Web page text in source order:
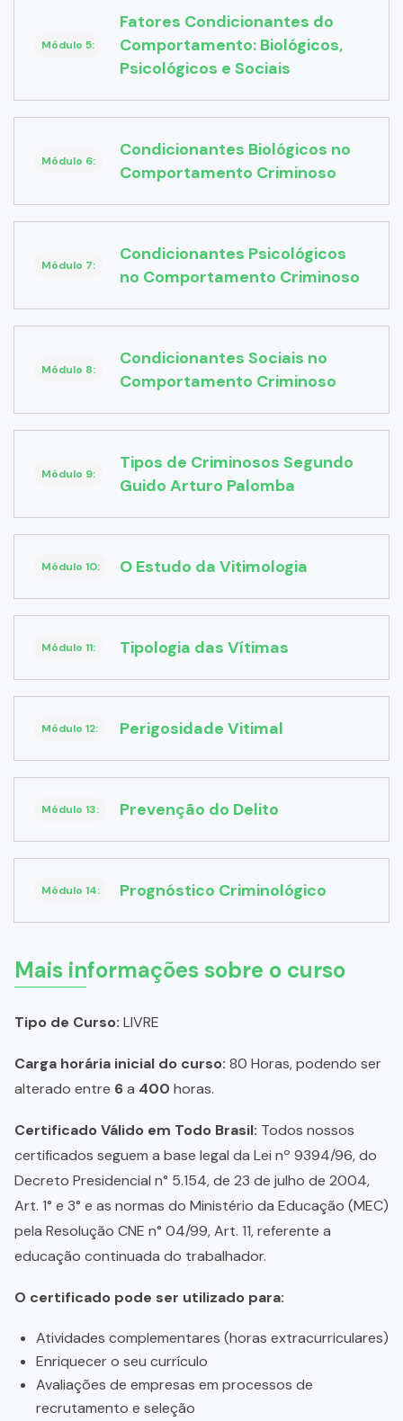
Módulo 5:
Fatores Condicionantes do
Comportamento: Biológicos,
Psicológicos e Sociais
Módulo 6:
Condicionantes Biológicos no
Comportamento Criminoso
Módulo 7:
Condicionantes Psicológicos
no Comportamento Criminoso
Módulo 8:
Condicionantes Sociais no
Comportamento Criminoso
Módulo 9:
Tipos de Criminosos Segundo
Guido Arturo Palomba
Módulo 10: O Estudo da Vitimologia
Módulo 11: Tipologia das Vítimas
Módulo 12: Perigosidade Vitimal
Módulo 13: Prevenção do Delito
Módulo 14: Prognóstico Criminológico
Mais informações sobre o curso
Tipo de Curso: LIVRE
Carga horária inicial do curso: 80 Horas, podendo ser
alterado entre 6a 400 horas.
Certificado Válido em Todo Brasil: Todos nossos
certificados seguem a base legal da Lei nº 9394/96, do
Decreto Presidencial n° 5.154, de 23 de julho de 2004,
Art. 1° e 3° e as normas do Ministério da Educação (MEC)
pela Resolução CNE n° 04/99, Art. 11, referente a
educação continuada do trabalhador.
O certificado pode ser utilizado para:
Atividades complementares (horas extracurriculares)
Enriquecer o seu currículo
Avaliações de empresas em processos de
recrutamento e seleção